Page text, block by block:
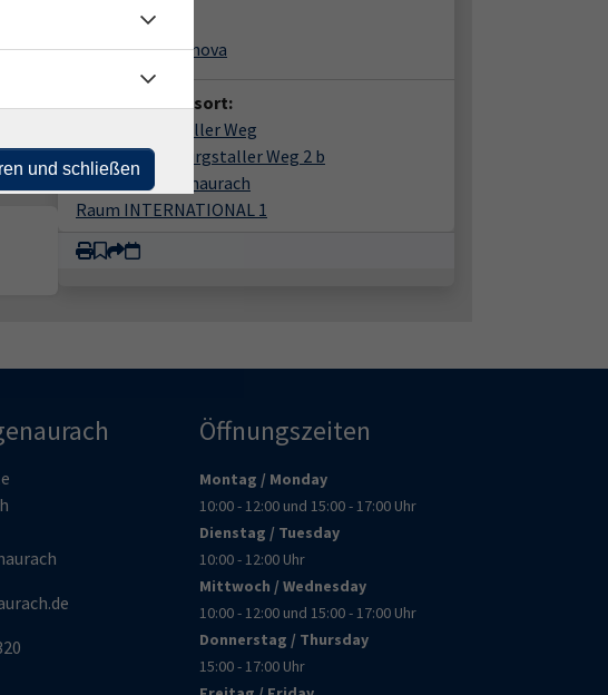
or
Dozent*in:
Natalia Chamanova
Veranstaltungsort:
vhs am Burgstaller Weg
Zugang über Burgstaller Weg 2 b
91074 Herzogenaurach
Raum INTERNATIONAL 1
Öffnungszeiten
Montag / Monday
10:00 - 12:00 und 15:00 - 17:00 Uhr
Dienstag / Tuesday
10:00 - 12:00 Uhr
Mittwoch / Wednesday
10:00 - 12:00 und 15:00 - 17:00 Uhr
Donnerstag / Thursday
15:00 - 17:00 Uhr
und schließen